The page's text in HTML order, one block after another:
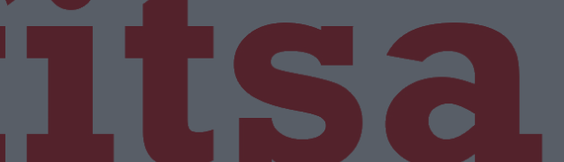
“www.karfitsa.gr” συμμορφώνονται με τη Σύσταση (ΕΕ) 2018/334 της Επιτροπής της 1ης
(L 63).